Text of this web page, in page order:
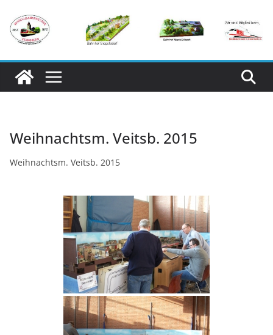
Inhalt
springen
Weihnachtsm. Veitsb. 2015
Weihnachtsm. Veitsb. 2015